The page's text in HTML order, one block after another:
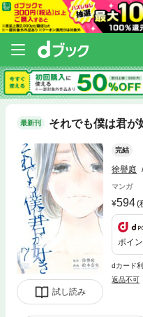
最新刊 それでも僕は君が
試し読み
完結
徐譽庭
マンガ
594(
ポイ
dカード
返品不可